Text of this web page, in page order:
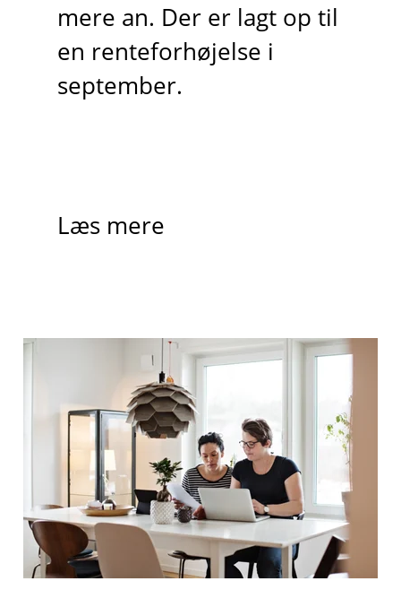
mere an. Der er lagt op til
en renteforhøjelse i
september.
Læs mere